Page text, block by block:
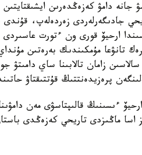
جانە دامۋ كەزەڭدەرىن
جادىگەرلەردى زەردەلەپ،
ارحيۆ قورى ون ءتورت عاسىردى
تانۋعا مۇمكىندىك بەرەتىن
زامان تالابىنا ساي دامىتۋ
پرەزيدەنتتىڭ قۇتتىقتاۋ
ءىسىنىڭ قالىپتاسۋى مەن
اسا ماڭىزدى تاريحي كەزەڭدى